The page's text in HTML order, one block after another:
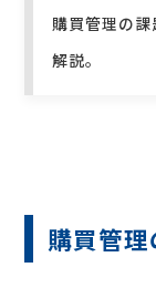
購買管理の
解説。
購買管